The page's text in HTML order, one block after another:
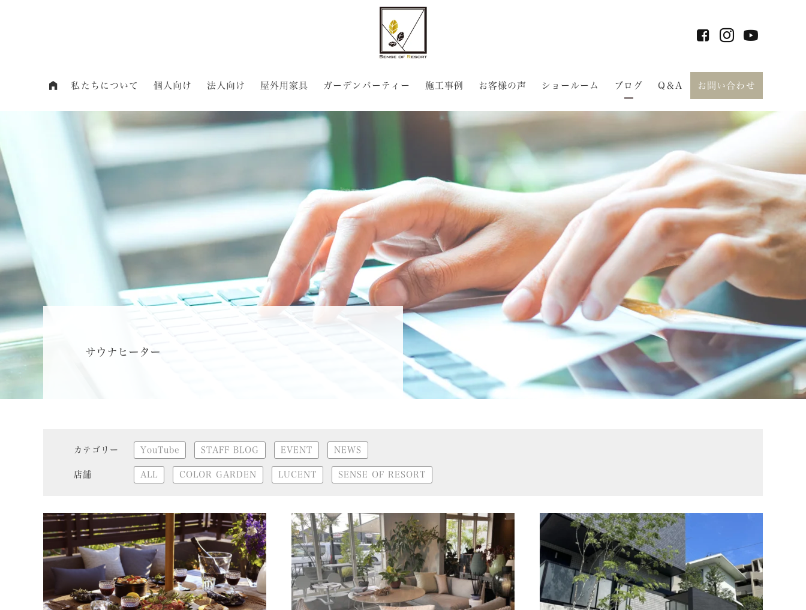
私たちについて 個人向け 法人向け 屋外用家具 ガーデンパーティー 施工事例 お客様の声 ショールーム ブログ Q＆A お問い合わせ
サウナヒーター
カテゴリー YouTube STAFF BLOG EVENT NEWS
店舗 ALL COLOR GARDEN LUCENT SENSE OF RESORT